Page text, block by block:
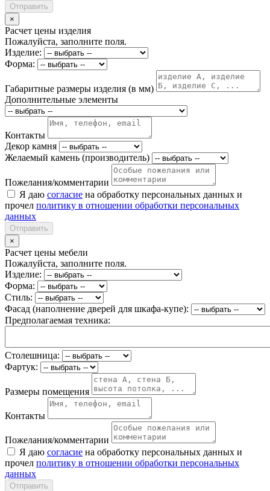
Отправить
×
Расчет цены изделия
Пожалуйста, заполните поля.
Изделие:
Форма:
Габаритные размеры изделия (в мм)
Дополнительные элементы
Контакты
Декор камня
Желаемый камень (производитель)
Пожелания/комментарии
Я даю согласие на обработку персональных данных и
прочел политику в отношении обработки персональных
данных
Отправить
×
Расчет цены мебели
Пожалуйста, заполните поля.
Изделие:
Форма:
Стиль:
Фасад (наполнение дверей для шкафа-купе):
Предполагаемая техника:
Столешница:
Фартук:
Размеры помещения
Контакты
Пожелания/комментарии
Я даю согласие на обработку персональных данных и
прочел политику в отношении обработки персональных
данных
Отправить